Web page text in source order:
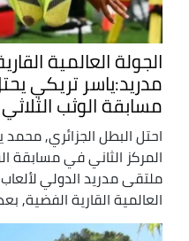
الجولة العالمية
مدريد:ياسر تريكي
مسابقة الوثب الثلاثي
احتل البطل الجزائري,
المركز الثاني في مسابقة
ملتقى مدريد الدولي
العالمية القارية الفضية,